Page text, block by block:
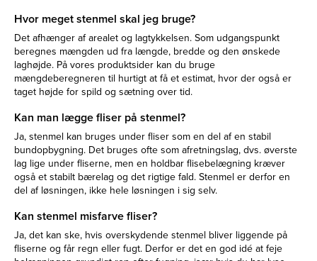
Hvor meget stenmel skal jeg bruge?
Det afhænger af arealet og lagtykkelsen. Som udgangspunkt
beregnes mængden ud fra længde, bredde og den ønskede
laghøjde. På vores produktsider kan du bruge
mængdeberegneren til hurtigt at få et estimat, hvor der også er
taget højde for spild og sætning over tid.
Kan man lægge fliser på stenmel?
Ja, stenmel kan bruges under fliser som en del af en stabil
bundopbygning. Det bruges ofte som afretningslag, dvs. øverste
lag lige under fliserne, men en holdbar flisebelægning kræver
også et stabilt bærelag og det rigtige fald. Stenmel er derfor en
del af løsningen, ikke hele løsningen i sig selv.
Kan stenmel misfarve fliser?
Ja, det kan ske, hvis overskydende stenmel bliver liggende på
fliserne og får regn eller fugt. Derfor er det en god idé at feje